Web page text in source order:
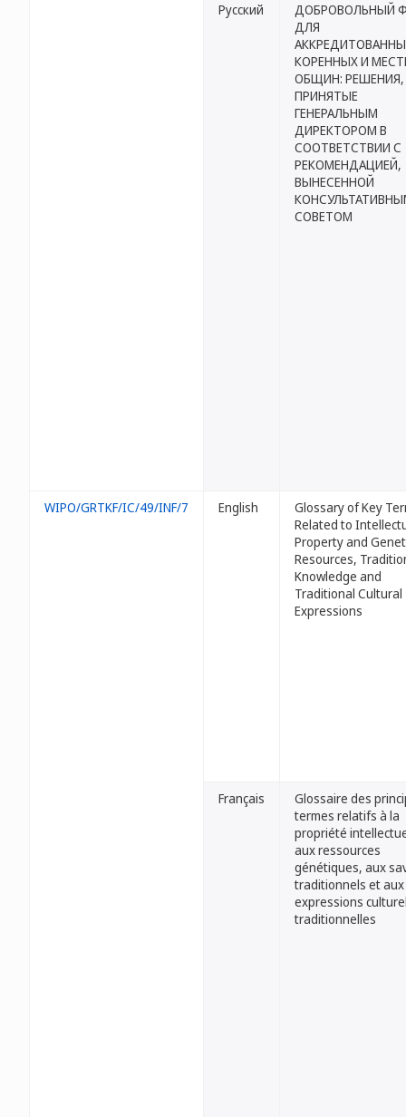
Русский
ДОБРОВОЛЬНЫЙ
ДЛЯ
КОРЕННЫХ И
ОБЩИН: РЕШЕНИЯ,
ПРИНЯТЫЕ
ГЕНЕРАЛЬНЫМ
ДИРЕКТОРОМ В
СООТВЕТСТВИИ С
РЕКОМЕНДАЦИЕЙ,
ВЫНЕСЕННОЙ
СОВЕТОМ
WIPO/GRTKF/IC/49/INF/7 English
Glossary of Key
Related to
Property and
Resources,
Knowledge and
Traditional Cultural
Expressions
Français
Glossaire des
termes relatifs à la
propriété
aux ressources
génétiques, aux
traditionnels et aux
expressions
traditionnelles